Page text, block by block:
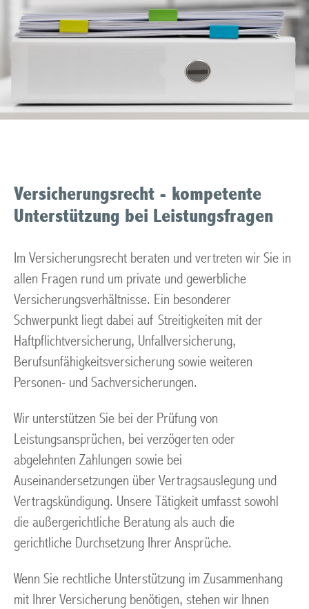
Versicherungsrecht - kompetente
Unterstützung bei Leistungsfragen
Im Versicherungsrecht beraten und vertreten wir Sie in
allen Fragen rund um private und gewerbliche
Versicherungsverhältnisse. Ein besonderer
Schwerpunkt liegt dabei auf Streitigkeiten mit der
Haftpflichtversicherung, Unfallversicherung,
Berufsunfähigkeitsversicherung sowie weiteren
Personen- und Sachversicherungen.
Wir unterstützen Sie bei der Prüfung von
Leistungsansprüchen, bei verzögerten oder
abgelehnten Zahlungen sowie bei
Auseinandersetzungen über Vertragsauslegung und
Vertragskündigung. Unsere Tätigkeit umfasst sowohl
die außergerichtliche Beratung als auch die
gerichtliche Durchsetzung Ihrer Ansprüche.
Wenn Sie rechtliche Unterstützung im Zusammenhang
mit Ihrer Versicherung benötigen, stehen wir Ihnen